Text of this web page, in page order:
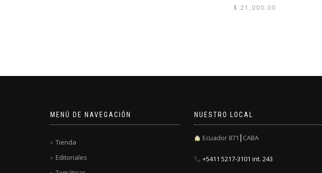
$ 21,000.00
MENÚ DE NAVEGACIÓN
Tienda
Editoriales
NUESTRO LOCAL
Ecuador 871┃CABA
+5411 5217-3101 int. 243